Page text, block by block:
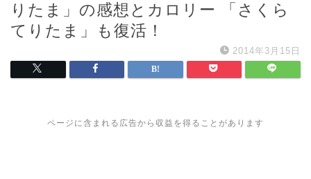
りたま」の感想とカロリー 「さくら
てりたま」も復活！
2014年3月15日
ページに含まれる広告から収益を得ることがあります